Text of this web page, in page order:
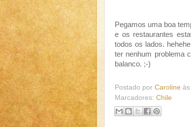
Pegamos uma boa
e os restaurantes
todos os lados.
ter nenhum problema
balanco. ;-)
Postado por Caroline às
Marcadores: Chile